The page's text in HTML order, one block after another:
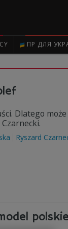
ПР ДЛЯ
Dlatego
Ryszard